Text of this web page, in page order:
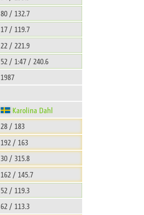
80 / 132.7
17 / 119.7
22 / 221.9
52 / 1:47 / 240.6
1987
Karolina Dahl
28 / 183
192 / 163
30 / 315.8
162 / 145.7
52 / 119.3
62 / 113.3